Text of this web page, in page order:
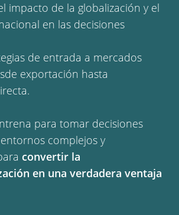
impacto de la globalización y el
en las decisiones
de entrada a mercados
exportación hasta
para tomar decisiones
complejos y
convertir la
en una verdadera ventaja